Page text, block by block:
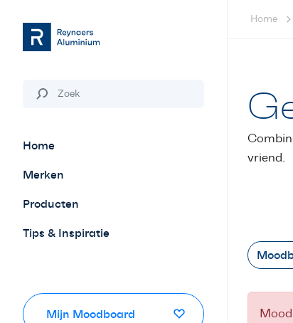
Home
Merken
Producten
Tips & Inspiratie
Mijn Moodboard
Home
vriend.